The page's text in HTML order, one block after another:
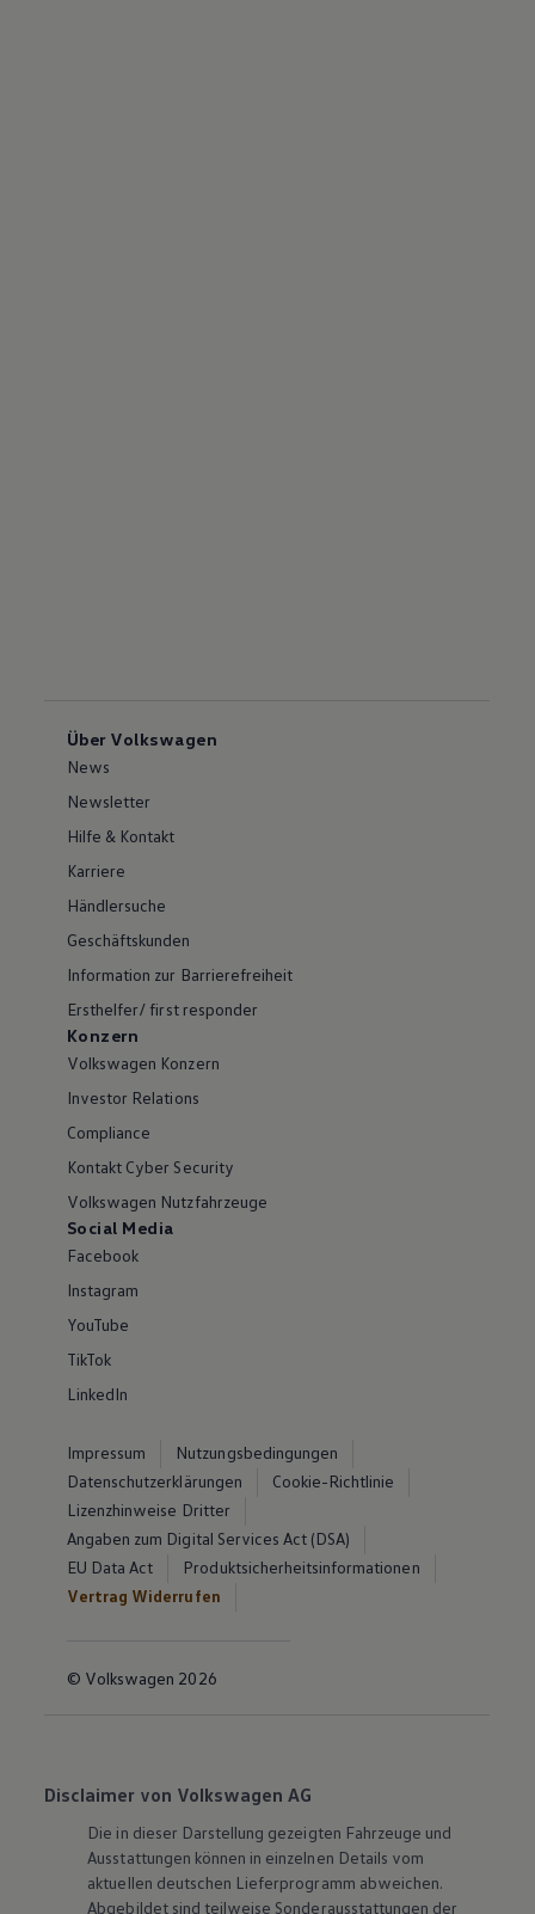
Über Volkswagen
News
Newsletter
Hilfe & Kontakt
Karriere
Händlersuche
Geschäftskunden
Information zur Barrierefreiheit
Ersthelfer/ first responder
Konzern
Volkswagen Konzern
Investor Relations
Compliance
Kontakt Cyber Security
Volkswagen Nutzfahrzeuge
Social Media
Facebook
Instagram
YouTube
TikTok
LinkedIn
Impressum
Nutzungsbedingungen
Datenschutzerklärungen
Cookie-Richtlinie
Lizenzhinweise Dritter
Angaben zum Digital Services Act (DSA)
EU Data Act
Produktsicherheitsinformationen
Vertrag Widerrufen
© Volkswagen 2026
Disclaimer von Volkswagen AG
Die in dieser Darstellung gezeigten Fahrzeuge und
Ausstattungen können in einzelnen Details vom
aktuellen deutschen Lieferprogramm abweichen.
Abgebildet sind teilweise Sonderausstattungen der